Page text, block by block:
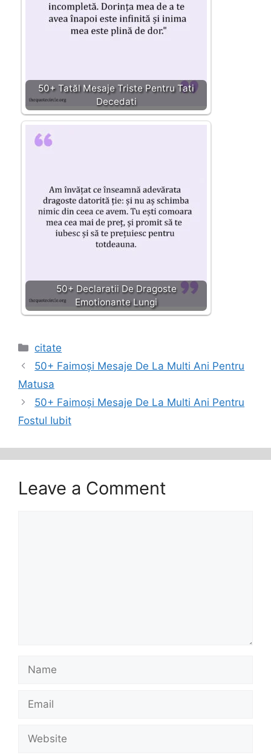
50+ Tatăl Mesaje Triste Pentru Tati
Decedati
50+ Declaratii De Dragoste
Emotionante Lungi
Categories
citate
50+ Faimoși Mesaje De La Multi Ani Pentru
Matusa
50+ Faimoși Mesaje De La Multi Ani Pentru
Fostul Iubit
Leave a Comment